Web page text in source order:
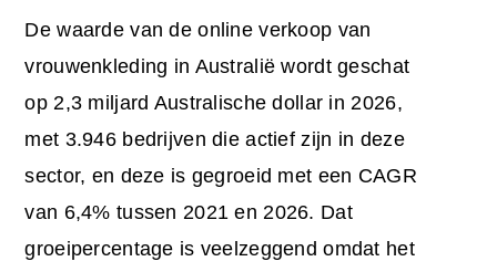
De waarde van de online verkoop van
vrouwenkleding in Australië wordt geschat
op 2,3 miljard Australische dollar in 2026,
met 3.946 bedrijven die actief zijn in deze
sector, en deze is gegroeid met een CAGR
van 6,4% tussen 2021 en 2026. Dat
groeipercentage is veelzeggend omdat het